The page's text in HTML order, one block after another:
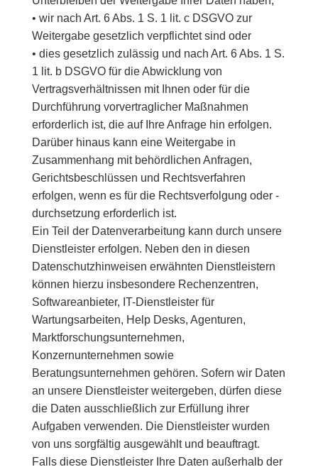
• wir nach Art. 6 Abs. 1 S. 1 lit. c DSGVO zur
Weitergabe gesetzlich verpflichtet sind oder
• dies gesetzlich zulässig und nach Art. 6 Abs. 1 S.
1 lit. b DSGVO für die Abwicklung von
Vertragsverhältnissen mit Ihnen oder für die
Durchführung vorvertraglicher Maßnahmen
erforderlich ist, die auf Ihre Anfrage hin erfolgen.
Darüber hinaus kann eine Weitergabe in
Zusammenhang mit behördlichen Anfragen,
Gerichtsbeschlüssen und Rechtsverfahren
erfolgen, wenn es für die Rechtsverfolgung oder -
durchsetzung erforderlich ist.
Ein Teil der Datenverarbeitung kann durch unsere
Dienstleister erfolgen. Neben den in diesen
Datenschutzhinweisen erwähnten Dienstleistern
können hierzu insbesondere Rechenzentren,
Softwareanbieter, IT-Dienstleister für
Wartungsarbeiten, Help Desks, Agenturen,
Marktforschungsunternehmen,
Konzernunternehmen sowie
Beratungsunternehmen gehören. Sofern wir Daten
an unsere Dienstleister weitergeben, dürfen diese
die Daten ausschließlich zur Erfüllung ihrer
Aufgaben verwenden. Die Dienstleister wurden
von uns sorgfältig ausgewählt und beauftragt.
Falls diese Dienstleister Ihre Daten außerhalb der